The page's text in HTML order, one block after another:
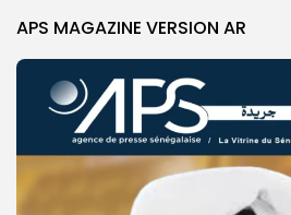
APS MAGAZINE VERSION AR